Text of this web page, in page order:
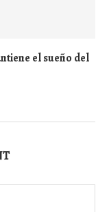
el sueño del